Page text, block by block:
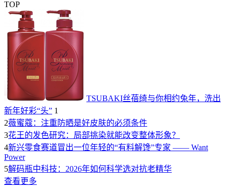
TOP
TSUBAKI丝蓓绮与你相约兔年，洗出
新年好彩“头” 1
2薇蜜蔻：注重防晒是好皮肤的必须条件
3花王的发色研究：局部挑染就能改变整体形象？
4新兴零食赛道冒出一位年轻的“有料解馋”专家 —— Want
Power
5解码瓶中科技：2026年如何科学选对抗老精华
查看更多